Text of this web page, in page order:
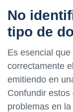
No
tipo de
Es esencial
correctamente
emitiendo en
Confundir
problemas en